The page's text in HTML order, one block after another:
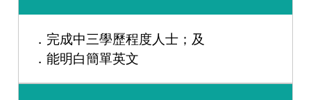
．完成中三學歷程度人士；及
．能明白簡單英文